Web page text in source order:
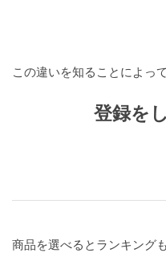
この違いを知ることによって
登録を
商品を選べるとランキング